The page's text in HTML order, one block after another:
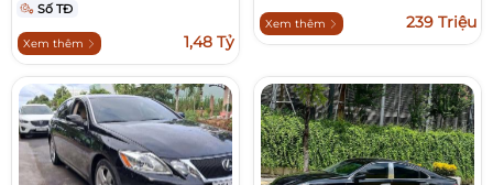
Số TĐ
Xem thêm 1,48 Tỷ
Xem thêm 239 Triệu